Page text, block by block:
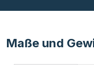
Maße und